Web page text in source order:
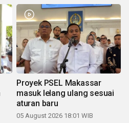
Proyek PSEL Makassar
masuk lelang ulang sesuai
aturan baru
05 August 2026 18:01 WIB